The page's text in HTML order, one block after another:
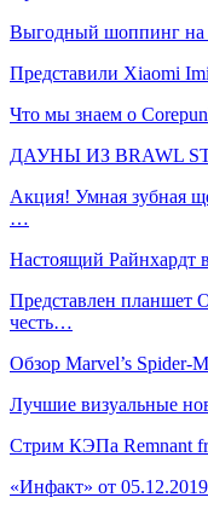
Выгодный шоппинг на
Представили Xiaomi
Что мы знаем о
ДАУНЫ ИЗ BRAWL
Акция! Умная зубная
…
Настоящий Райнхардт
Представлен планшет
честь…
Обзор Marvel’s Spider-
Лучшие визуальные
Стрим КЭПа Remnant
«Инфакт» от